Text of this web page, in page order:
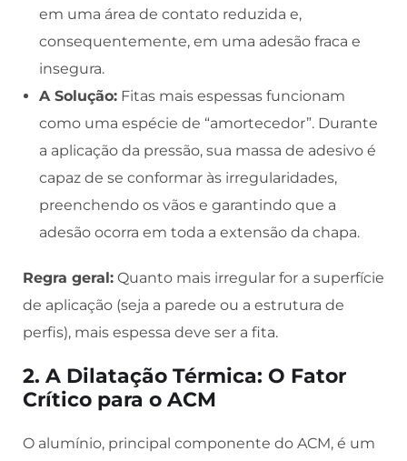
em uma área de contato reduzida e,
consequentemente, em uma adesão fraca e
insegura.
A Solução: Fitas mais espessas funcionam
como uma espécie de “amortecedor”. Durante
a aplicação da pressão, sua massa de adesivo é
capaz de se conformar às irregularidades,
preenchendo os vãos e garantindo que a
adesão ocorra em toda a extensão da chapa.
Regra geral: Quanto mais irregular for a superfície
de aplicação (seja a parede ou a estrutura de
perfis), mais espessa deve ser a fita.
2. A Dilatação Térmica: O Fator
Crítico para o ACM
O alumínio, principal componente do ACM, é um